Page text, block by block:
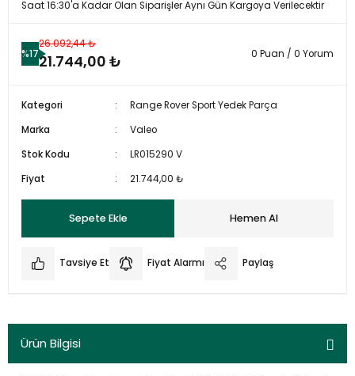
Saat 16:30'a Kadar Olan Siparişler Aynı Gün Kargoya Verilecektir
%17
26.092,44 ₺
21.744,00 ₺ 0 Puan / 0 Yorum
Kategori
Range Rover Sport Yedek Parça
Marka
Valeo
Stok Kodu
LR015290 V
Fiyat
21.744,00 ₺
Sepete Ekle Hemen Al
Tavsiye Et Fiyat Alarmı Paylaş
Ürün Bilgisi